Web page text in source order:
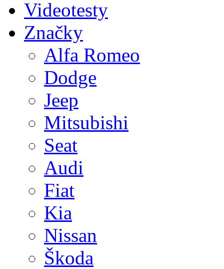
Videotesty
Značky
Alfa Romeo
Dodge
Jeep
Mitsubishi
Seat
Audi
Fiat
Kia
Nissan
Škoda